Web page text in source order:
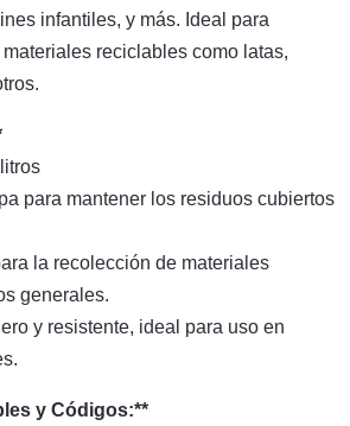
infantiles, y más. Ideal para
reciclables como latas,
para mantener los residuos cubiertos
la recolección de materiales
generales.
y resistente, ideal para uso en
y Códigos:**